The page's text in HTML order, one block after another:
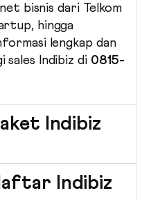
bisnis dari Telkom
hingga
lengkap dan
sales Indibiz di 0815-
Indibiz
Indibiz